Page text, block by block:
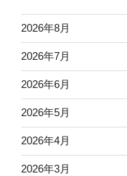
2026年8月
2026年7月
2026年6月
2026年5月
2026年4月
2026年3月